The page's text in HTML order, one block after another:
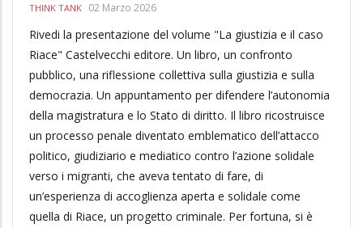
THINK TANK 02 Marzo 2026
Rivedi la presentazione del volume "La giustizia e il caso
Riace" Castelvecchi editore. Un libro, un confronto
pubblico, una riflessione collettiva sulla giustizia e sulla
democrazia. Un appuntamento per difendere l’autonomia
della magistratura e lo Stato di diritto. Il libro ricostruisce
un processo penale diventato emblematico dell’attacco
politico, giudiziario e mediatico contro l’azione solidale
verso i migranti, che aveva tentato di fare, di
un’esperienza di accoglienza aperta e solidale come
quella di Riace, un progetto criminale. Per fortuna, si è